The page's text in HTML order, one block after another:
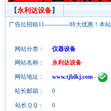
【永利达设备】
广告位招租11-------------特大优惠！本
网站分类：
仪器设备
网站名称：
永利达设备
网站地址： www.tjlzlkj.com -
站长邮箱： 0
站长ＱＱ： 0